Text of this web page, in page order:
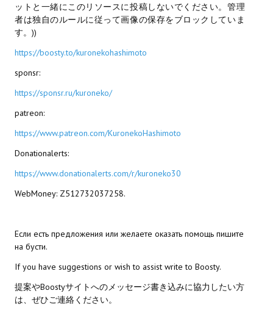
Новости
Новости Архив
Патчи
Моды
Divinity Original Sin Enhanced Edition
Dragon Age 2
Dragon Age: Inquisition
Fallout 3
ットと一緒にこのリソースに投稿しないでください。管理
者は独自のルールに従って画像の保存をブロックしていま
す。))
https://boosty.to/kuronekohashimoto
sponsr:
https://sponsr.ru/kuroneko/
patreon:
https://www.patreon.com/KuronekoHashimoto
Donationalerts:
https://www.donationalerts.com/r/kuroneko30
WebMoney: Z512732037258.
Если есть предложения или желаете оказать помощь пишите
на бусти.
If you have suggestions or wish to assist write to Boosty.
提案やBoostyサイトへのメッセージ書き込みに協力したい方
は、ぜひご連絡ください。